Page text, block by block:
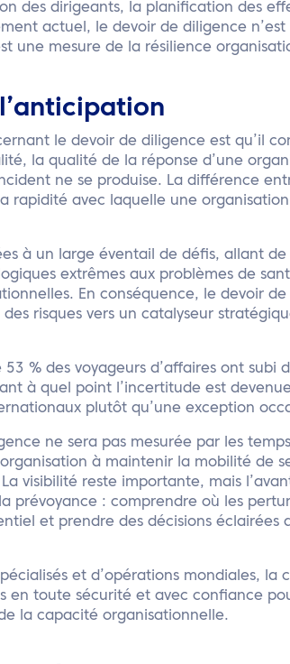
des dirigeants, la planification des
actuel, le devoir de diligence n’est
une mesure de la résilience
le devoir de diligence est qu’il
la qualité de la réponse d’une
ne se produise. La différence
rapidité avec laquelle une
à un large éventail de défis, allant de
extrêmes aux problèmes de
En conséquence, le devoir
risques vers un catalyseur
% des voyageurs d’affaires ont subi
à quel point l’incertitude est
plutôt qu’une exception
ne sera pas mesurée par les
à maintenir la mobilité de
visibilité reste importante, mais
prévoyance : comprendre où les
et prendre des décisions éclairées
et d’opérations mondiales, la
en toute sécurité et avec confiance
la capacité organisationnelle.